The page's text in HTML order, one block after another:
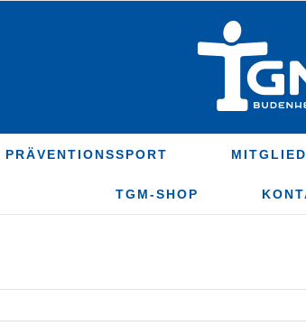
PRÄVENTIONSSPORT
TGM-SHOP